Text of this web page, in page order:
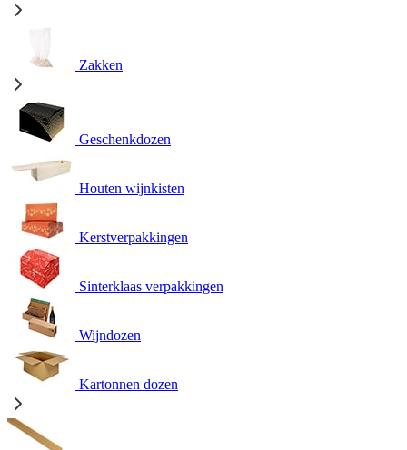
Zakken
Geschenkdozen
Houten wijnkisten
Kerstverpakkingen
Sinterklaas verpakkingen
Wijndozen
Kartonnen dozen